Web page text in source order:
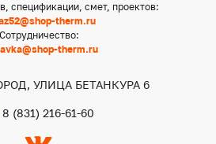
спецификации, смет, проектов:
therm.ru
Сотрудничество:
therm.ru
УЛИЦА БЕТАНКУРА 6
8 (831) 216-61-60